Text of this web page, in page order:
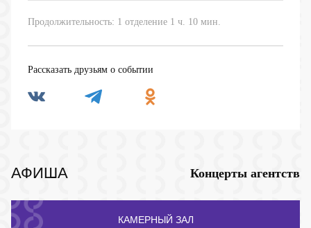
Продолжительность: 1 отделение 1 ч. 10 мин.
Рассказать друзьям о событии
АФИША Концерты агентств
КАМЕРНЫЙ ЗАЛ